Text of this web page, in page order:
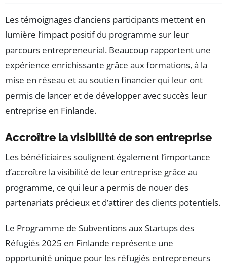
Les témoignages d’anciens participants mettent en
lumière l’impact positif du programme sur leur
parcours entrepreneurial. Beaucoup rapportent une
expérience enrichissante grâce aux formations, à la
mise en réseau et au soutien financier qui leur ont
permis de lancer et de développer avec succès leur
entreprise en Finlande.
Accroître la visibilité de son entreprise
Les bénéficiaires soulignent également l’importance
d’accroître la visibilité de leur entreprise grâce au
programme, ce qui leur a permis de nouer des
partenariats précieux et d’attirer des clients potentiels.
Le Programme de Subventions aux Startups des
Réfugiés 2025 en Finlande représente une
opportunité unique pour les réfugiés entrepreneurs